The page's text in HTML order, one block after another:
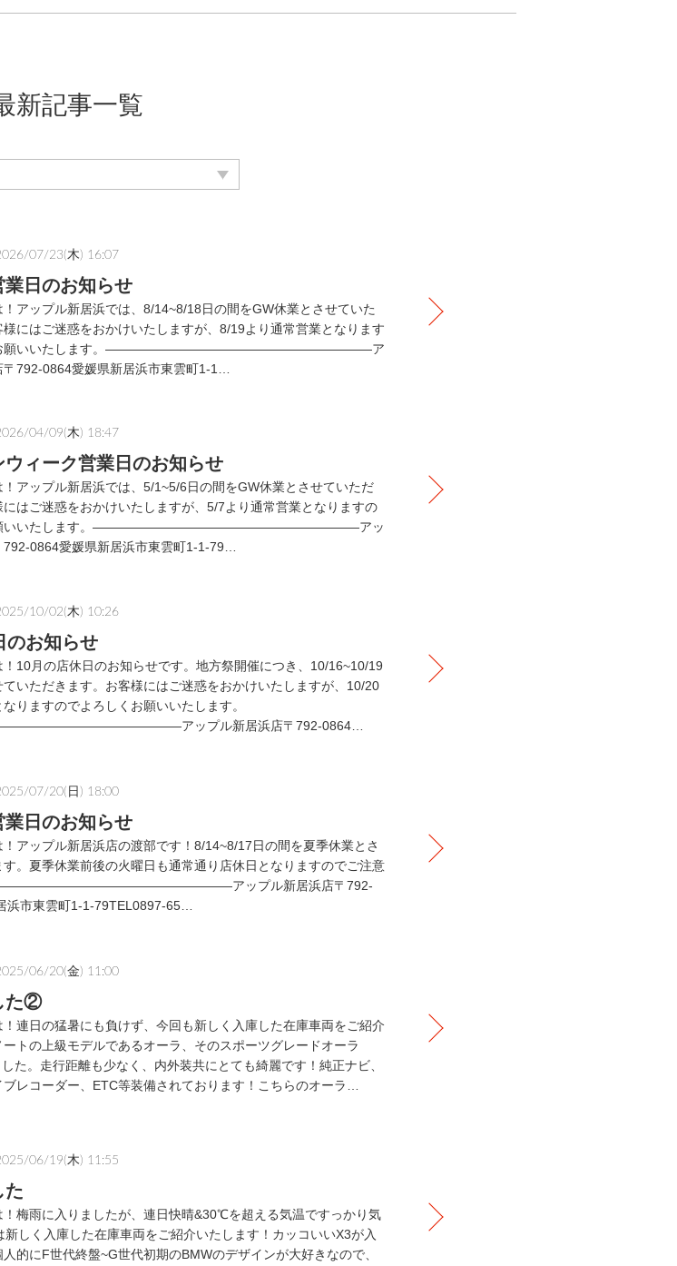
新記事一覧
07/23(木) 16:07
業日のお知らせ
！アップル新居浜では、8/14~8/18日の間をGW休業とさせていた
様にはご迷惑をおかけいたしますが、8/19より通常営業となります
お願いいたします。―――――――――――――――――――――ア
〒792-0864愛媛県新居浜市東雲町1-1…
04/09(木) 18:47
ウィーク営業日のお知らせ
！アップル新居浜では、5/1~5/6日の間をGW休業とさせていただ
にはご迷惑をおかけいたしますが、5/7より通常営業となりますの
願いいたします。―――――――――――――――――――――アッ
792-0864愛媛県新居浜市東雲町1-1-79…
10/02(木) 10:26
のお知らせ
！10月の店休日のお知らせです。地方祭開催につき、10/16~10/19
ていただきます。お客様にはご迷惑をおかけいたしますが、10/20
りますのでよろしくお願いいたします。
アップル新居浜店〒792-0864…
07/20(日) 18:00
業日のお知らせ
アップル新居浜店の渡部です！8/14~8/17日の間を夏季休業とさ
。夏季休業前後の火曜日も通常通り店休日となりますのでご注意
アップル新居浜店〒792-
浜市東雲町1-1-79TEL0897-65…
06/20(金) 11:00
た②
連日の猛暑にも負けず、今回も新しく入庫した在庫車両をご紹介
トの上級モデルであるオーラ、そのスポーツグレードオーラ
た。走行距離も少なく、内外装共にとても綺麗です！純正ナビ、
レコーダー、ETC等装備されております！こちらのオーラ…
06/19(木) 11:55
た
！梅雨に入りましたが、連日快晴&30℃を超える気温ですっかり気
しく入庫した在庫車両をご紹介いたします！カッコいいX3が入
的にF世代終盤~G世代初期のBMWのデザインが大好きなので、